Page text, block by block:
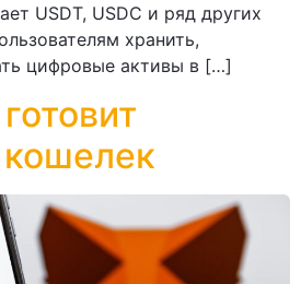
USDT, USDC и ряд других
хранить,
цифровые активы в […]